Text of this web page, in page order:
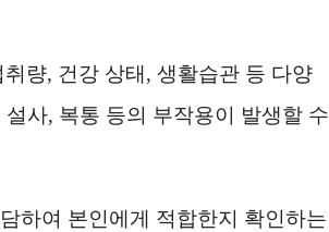
량, 건강 상태, 생활습관 등 다양
사, 복통 등의 부작용이 발생할 수
하여 본인에게 적합한지 확인하는